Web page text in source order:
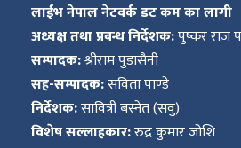
लाईभ नेपाल नेटवर्क डट कम का लागी
अध्यक्ष तथा प्रबन्ध निर्देशक:पुष्कर राज
सम्पादक:श्रीराम पुडासैनी
सह-सम्पादक:सविता पाण्डे
निर्देशक:सावित्री बस्नेत (सवु)
विशेष सल्लाहकार:रुद्र कुमार जोशि